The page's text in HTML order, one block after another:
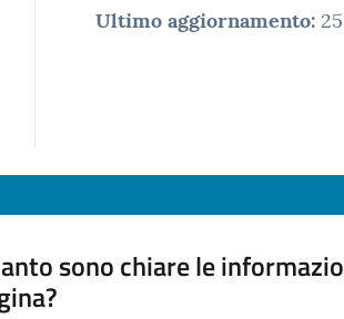
Ultimo aggiornamento:
sono chiare le